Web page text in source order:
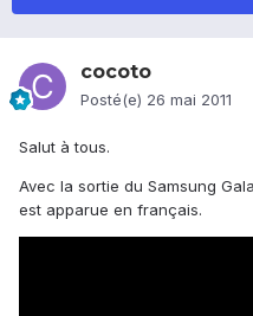
cocoto
Posté(e) 26 mai 2011
Salut à tous.
Avec la sortie du Samsung
est apparue en français.